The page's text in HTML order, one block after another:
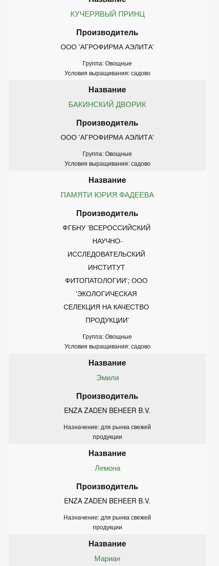
КУЧЕРЯВЫЙ ПРИНЦ
ООО 'АГРОФИРМА АЭЛИТА'
Группа: Овощные
Условия выращивания: садово
БАКИНСКИЙ ДВОРИК
ООО 'АГРОФИРМА АЭЛИТА'
Группа: Овощные
Условия выращивания: садово
ПАМЯТИ ЮРИЯ ФАДЕЕВА
ФГБНУ 'ВСЕРОССИЙСКИЙ
НАУЧНО-
ИССЛЕДОВАТЕЛЬСКИЙ
ИНСТИТУТ
ФИТОПАТОЛОГИИ'; ООО
'ЭКОЛОГИЧЕСКАЯ
СЕЛЕКЦИЯ НА КАЧЕСТВО
ПРОДУКЦИИ'
Группа: Овощные
Условия выращивания: садово
Эмили
ENZA ZADEN BEHEER B.V.
Назначение: для рынка свежей
продукции
Лемона
ENZA ZADEN BEHEER B.V.
Назначение: для рынка свежей
продукции
Мариан